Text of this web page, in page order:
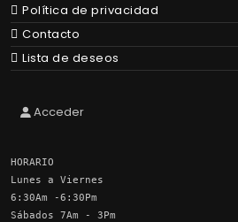
Política de privacidad
Contacto
Lista de deseos
Acceder
HORARIO
Lunes a Viernes
6:30Am -6:30Pm
Sábados 7Am - 3Pm